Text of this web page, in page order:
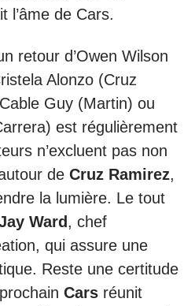
l’âme de Cars.
retour d’Owen Wilson
Alonzo (Cruz
Guy (Martin) ou
est régulièrement
n’excluent pas non
de Cruz Ramirez,
la lumière. Le tout
Ward, chef
qui assure une
Reste une certitude
Cars réunit